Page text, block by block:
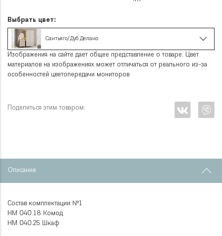
Выбрать цвет:
Сантьяго/Дуб Делано
Изображения на сайте дает общее представление о товаре. Цвет
материалов на изображениях может отличаться от реального из-за
особенностей цветопередачи мониторов
Поделиться этим товаром:
Описание
Состав комплектации №1
НМ 040.18 Комод
НМ 040.25 Шкаф